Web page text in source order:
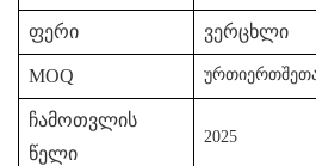
ფერი ვერცხლი
MOQ
ჩამოთვლის
წელი
2025